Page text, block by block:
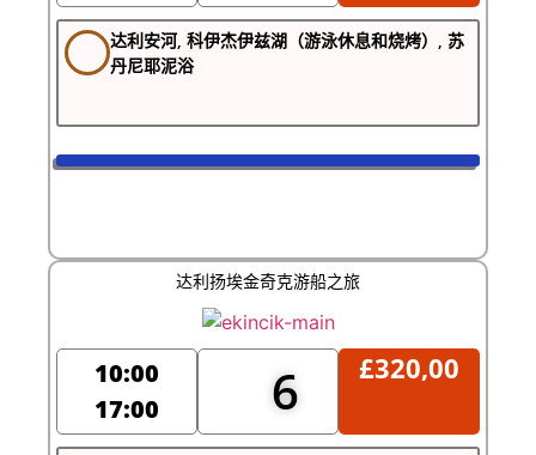
达利安河, 科伊杰伊兹湖（游泳休息和烧烤）, 苏
丹尼耶泥浴
达利扬埃金奇克游船之旅
10:00
17:00
6 £320,00